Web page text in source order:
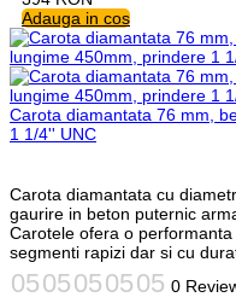
Adauga in cos
Carota diamantata 76 mm,
1 1/4'' UNC
Carota diamantata cu
gaurire in beton puternic
Carotele ofera o
segmenti rapizi dar si cu
0